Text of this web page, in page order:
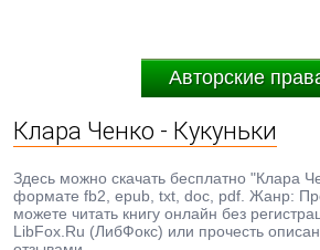
Авторские
Клара Ченко - Кукуньки
Здесь можно скачать бесплатно "Клара
формате fb2, epub, txt, doc, pdf. Жанр:
можете читать книгу онлайн без
LibFox.Ru (ЛибФокс) или прочесть